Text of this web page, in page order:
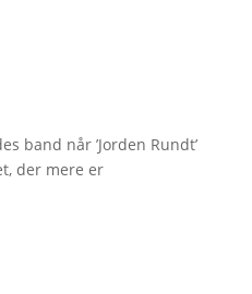
band når ’Jorden Rundt’
der mere er